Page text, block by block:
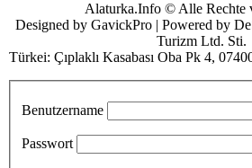
Alaturka.Info © Alle Rechte
Designed by GavickPro | Powered by
Turizm Ltd. Sti.
Türkei: Çıplaklı Kasabası Oba Pk 4,
Benutzername
Passwort